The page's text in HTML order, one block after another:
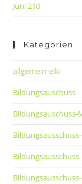
Juni 210
Kategorien
allgemein-elki
Bildungsauschuss
Bildungsauschuss-